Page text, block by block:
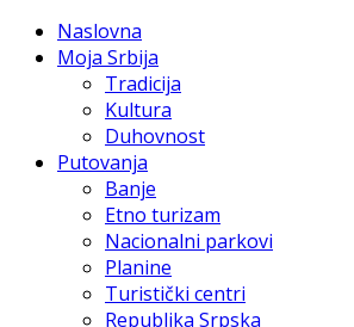
Naslovna
Moja Srbija
Tradicija
Kultura
Duhovnost
Putovanja
Banje
Etno turizam
Nacionalni parkovi
Planine
Turistički centri
Republika Srpska